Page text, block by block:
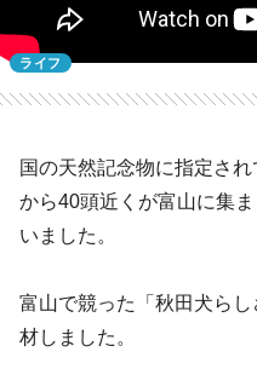
ライフ
国の天然記念物に指定さ
から40頭近くが富山に集
いました。
富山で競った「秋田犬ら
材しました。